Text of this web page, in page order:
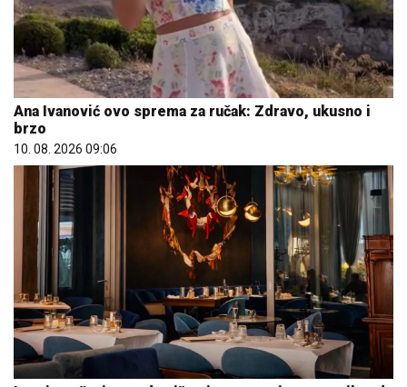
Ana Ivanović ovo sprema za ručak: Zdravo, ukusno i
brzo
10. 08. 2026 09:06